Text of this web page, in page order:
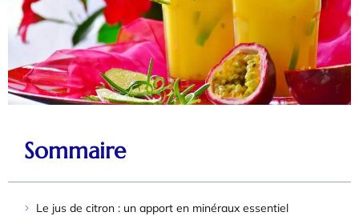
Sommaire
Le jus de citron : un apport en minéraux essentiel